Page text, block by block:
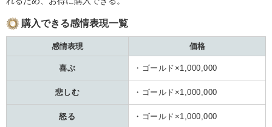
購入できる感情表現一覧
感情表現 価格
喜ぶ ・ゴールド×1,000,000
悲しむ ・ゴールド×1,000,000
怒る ・ゴールド×1,000,000